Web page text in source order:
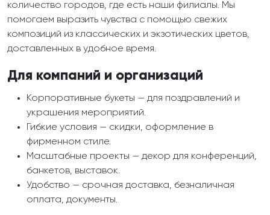
количество городов, где есть наши филиалы. Мы
помогаем выразить чувства с помощью свежих
композиций из классических и экзотических цветов,
доставленных в удобное время.
Для компаний и организаций
Корпоративные букеты — для поздравлений и
украшения мероприятий.
Гибкие условия — скидки, оформление в
фирменном стиле.
Масштабные проекты — декор для конференций,
банкетов, выставок.
Удобство — срочная доставка, безналичная
оплата, документы.